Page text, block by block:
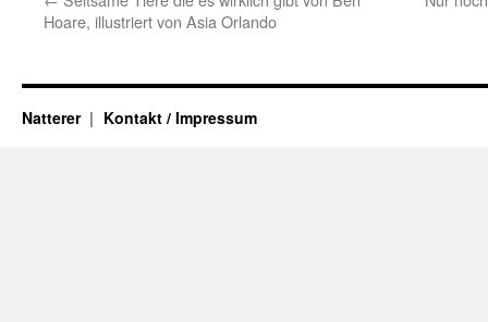
Hoare, illustriert von Asia Orlando
Natterer Kontakt / Impressum